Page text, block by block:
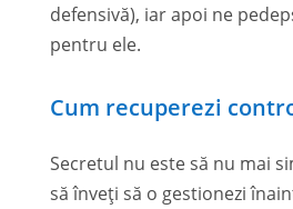
defensivă), iar apoi ne
pentru ele.
Cum recuperezi
Secretul nu este să nu mai
să înveți să o gestionezi